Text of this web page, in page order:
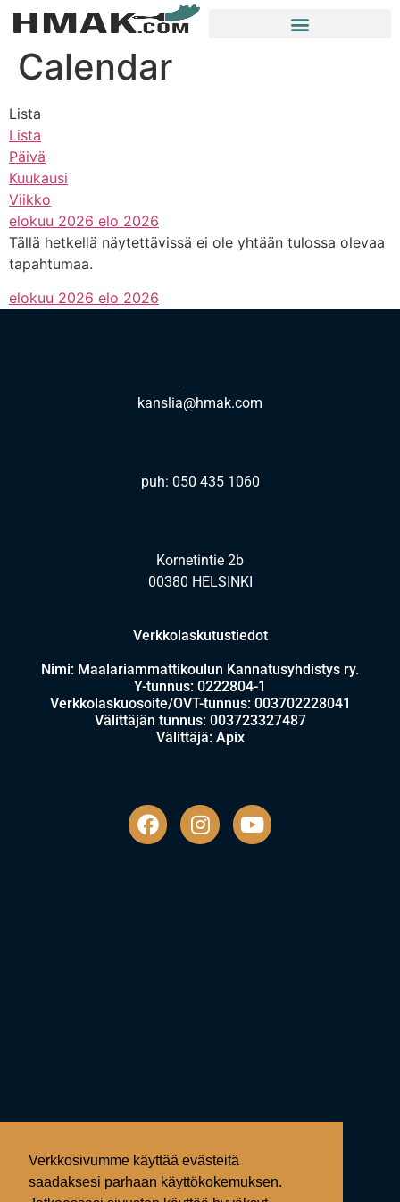
Verkkosivumme käyttää evästeitä
saadaksesi parhaan käyttökokemuksen.
Calendar
Lista
Lista
Päivä
Kuukausi
Viikko
elokuu 2026 elo 2026
Tällä hetkellä näytettävissä ei ole yhtään tulossa olevaa
tapahtumaa.
elokuu 2026 elo 2026
kanslia@hmak.com
puh: 050 435 1060
Kornetintie 2b
00380 HELSINKI
Verkkolaskutustiedot
Nimi: Maalariammattikoulun Kannatusyhdistys ry.
Y-tunnus: 0222804-1
Verkkolaskuosoite/OVT-tunnus: 003702228041
Välittäjän tunnus: 003723327487
Välittäjä: Apix